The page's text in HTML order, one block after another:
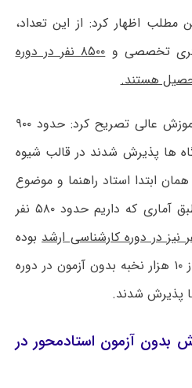
اظهار کرد: از این تعداد،
۸۵۰۰ نفر در دوره
هستند.
مدیر کل دفتر برنامه ریزی آموزش عالی تصریح کرد: حدود ۹۰۰
ها پذیرش شدند در قالب شیوه
ابتدا استاد راهنما و موضوع
رساله آنها مشخص است. طبق آماری که داریم حدود ۵۸۰ نفر
بوده
است. بنابراین امسال بیش از ۱۰ هزار نخبه بدون آزمون در دوره
پذیرش شدند.
پذیرش بدون آزمون استادمحور در